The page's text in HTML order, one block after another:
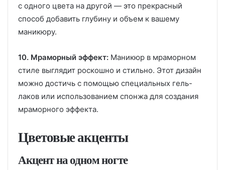
с одного цвета на другой — это прекрасный
способ добавить глубину и объем к вашему
маникюру.
10. Мраморный эффект: Маникюр в мраморном
стиле выглядит роскошно и стильно. Этот дизайн
можно достичь с помощью специальных гель-
лаков или использованием спонжа для создания
мраморного эффекта.
Цветовые акценты
Акцент на одном ногте